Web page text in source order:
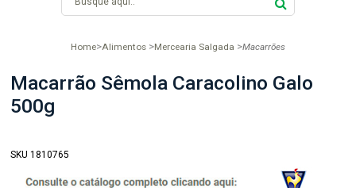
Home Alimentos Mercearia Salgada Macarrões
Macarrão Sêmola Caracolino Galo
500g
SKU 1810765